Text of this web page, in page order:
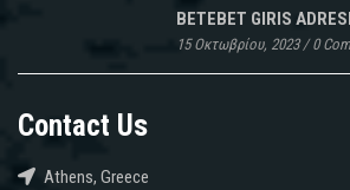
BETEBET GIRIS
15 Οκτωβρίου, 2023/0
Contact Us
Athens, Greece